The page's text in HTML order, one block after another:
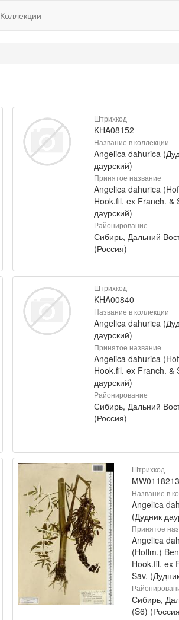
Коллекции
Штрихкод
KHA08152
Название в коллекции
Angelica dahurica
даурский)
Принятое название
Angelica dahurica
Hook.fil. ex Franch. &
даурский)
Районирование
Сибирь, Дальний
(Россия)
Штрихкод
KHA00840
Название в коллекции
Angelica dahurica
даурский)
Принятое название
Angelica dahurica
Hook.fil. ex Franch. &
даурский)
Районирование
Сибирь, Дальний
(Россия)
Штрихкод
MW0118213
Название в
Angelica
(Дудник
Принятое
Angelica
(Hoffm.)
Hook.fil. ex
Sav.
Сибирь,
(S6)